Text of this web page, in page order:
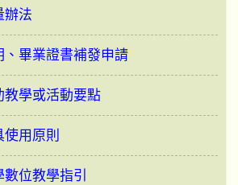
辦法
、畢業證書補發申請
教學或活動要點
用原則
位教學指引